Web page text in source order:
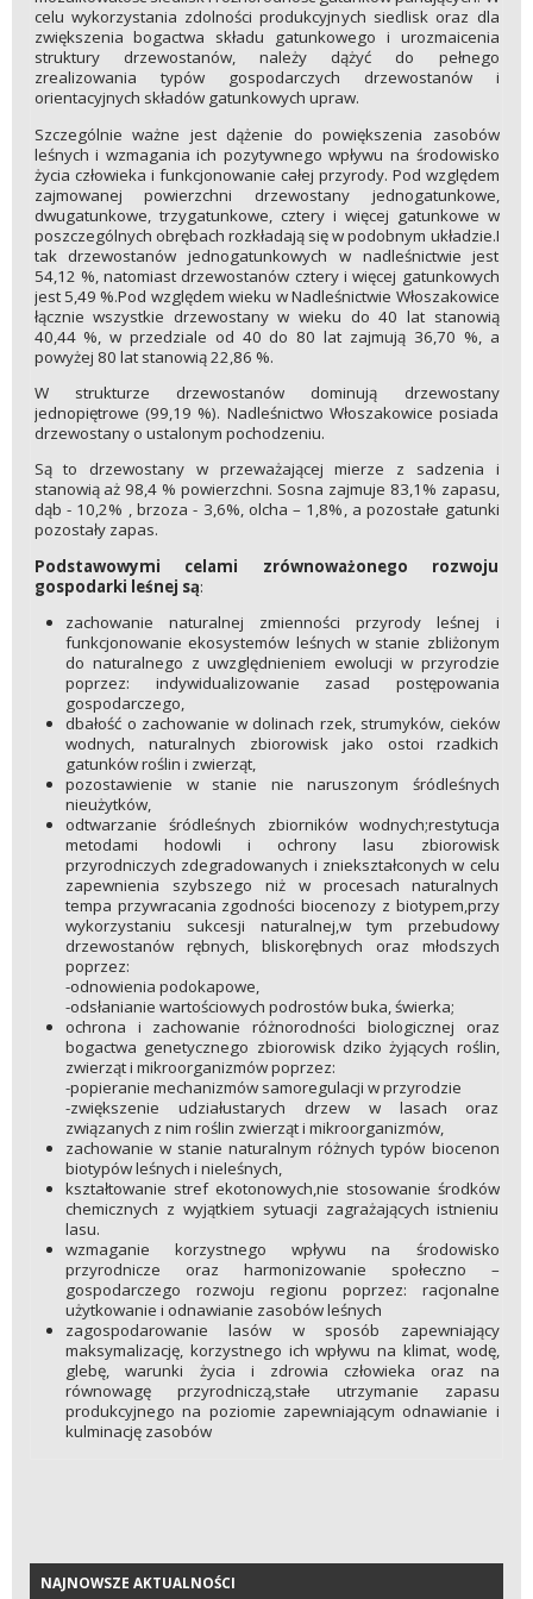
celu wykorzystania zdolności produkcyjnych siedlisk oraz dla
zwiększenia bogactwa składu gatunkowego i urozmaicenia
struktury drzewostanów, należy dążyć do pełnego
zrealizowania typów gospodarczych drzewostanów i
orientacyjnych składów gatunkowych upraw.
Szczególnie ważne jest dążenie do powiększenia zasobów
leśnych i wzmagania ich pozytywnego wpływu na środowisko
życia człowieka i funkcjonowanie całej przyrody. Pod względem
zajmowanej powierzchni drzewostany jednogatunkowe,
dwugatunkowe, trzygatunkowe, cztery i więcej gatunkowe w
poszczególnych obrębach rozkładają się w podobnym układzie.I
tak drzewostanów jednogatunkowych w nadleśnictwie jest
54,12 %, natomiast drzewostanów cztery i więcej gatunkowych
jest 5,49 %.Pod względem wieku w Nadleśnictwie Włoszakowice
łącznie wszystkie drzewostany w wieku do 40 lat stanowią
40,44 %, w przedziale od 40 do 80 lat zajmują 36,70 %, a
powyżej 80 lat stanowią 22,86 %.
W strukturze drzewostanów dominują drzewostany
jednopiętrowe (99,19 %). Nadleśnictwo Włoszakowice posiada
drzewostany o ustalonym pochodzeniu.
Są to drzewostany w przeważającej mierze z sadzenia i
stanowią aż 98,4 % powierzchni. Sosna zajmuje 83,1% zapasu,
dąb - 10,2% , brzoza - 3,6%, olcha – 1,8%, a pozostałe gatunki
pozostały zapas.
Podstawowymi celami zrównoważonego rozwoju
gospodarki leśnej są:
zachowanie naturalnej zmienności przyrody leśnej i
funkcjonowanie ekosystemów leśnych w stanie zbliżonym
do naturalnego z uwzględnieniem ewolucji w przyrodzie
poprzez: indywidualizowanie zasad postępowania
gospodarczego,
dbałość o zachowanie w dolinach rzek, strumyków, cieków
wodnych, naturalnych zbiorowisk jako ostoi rzadkich
gatunków roślin i zwierząt,
pozostawienie w stanie nie naruszonym śródleśnych
nieużytków,
odtwarzanie śródleśnych zbiorników wodnych;restytucja
metodami hodowli i ochrony lasu zbiorowisk
przyrodniczych zdegradowanych i zniekształconych w celu
zapewnienia szybszego niż w procesach naturalnych
tempa przywracania zgodności biocenozy z biotypem,przy
wykorzystaniu sukcesji naturalnej,w tym przebudowy
drzewostanów rębnych, bliskorębnych oraz młodszych
poprzez:
-odnowienia podokapowe,
-odsłanianie wartościowych podrostów buka, świerka;
ochrona i zachowanie różnorodności biologicznej oraz
bogactwa genetycznego zbiorowisk dziko żyjących roślin,
zwierząt i mikroorganizmów poprzez:
-popieranie mechanizmów samoregulacji w przyrodzie
-zwiększenie udziałustarych drzew w lasach oraz
związanych z nim roślin zwierząt i mikroorganizmów,
zachowanie w stanie naturalnym różnych typów biocenon
biotypów leśnych i nieleśnych,
kształtowanie stref ekotonowych,nie stosowanie środków
chemicznych z wyjątkiem sytuacji zagrażających istnieniu
lasu.
wzmaganie korzystnego wpływu na środowisko
przyrodnicze oraz harmonizowanie społeczno –
gospodarczego rozwoju regionu poprzez: racjonalne
użytkowanie i odnawianie zasobów leśnych
zagospodarowanie lasów w sposób zapewniający
maksymalizację, korzystnego ich wpływu na klimat, wodę,
glebę, warunki życia i zdrowia człowieka oraz na
równowagę przyrodniczą,stałe utrzymanie zapasu
produkcyjnego na poziomie zapewniającym odnawianie i
kulminację zasobów
NAJNOWSZE AKTUALNOŚCI
NAJNOWSZE AKTUALNOŚCI